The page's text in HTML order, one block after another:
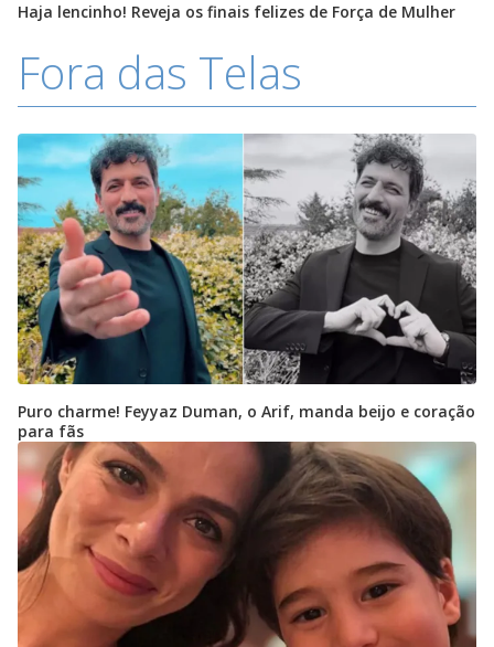
Haja lencinho! Reveja os finais felizes de Força de Mulher
Fora das Telas
Puro charme! Feyyaz Duman, o Arif, manda beijo e coração
para fãs